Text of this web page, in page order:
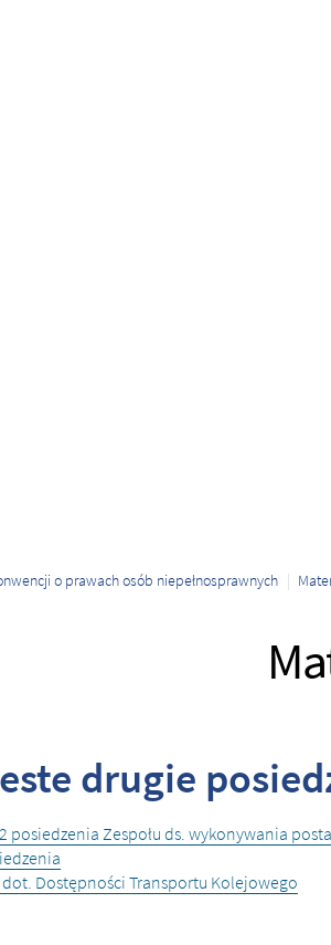
o prawach osób niepełnosprawnych
drugie
posiedzenia Zespołu ds. wykonywania
Dostępności Transportu Kolejowego